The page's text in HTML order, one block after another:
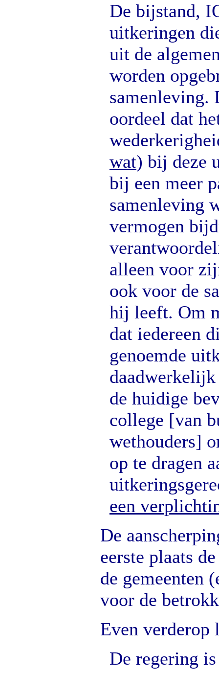
De bijstand,
uitkeringen
uit de
worden
samenleving.
oordeel dat
wat) bij deze
bij een meer
samenleving
vermogen
alleen voor
ook voor de
hij leeft. Om
dat iedereen
genoemde
de huidige
college [van
wethouders]
op te dragen
een
De
eerste plaats
de gemeenten
voor de
Even verderop
De regering